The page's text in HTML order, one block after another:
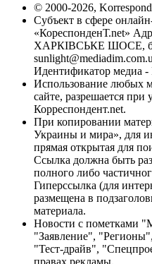
© 2000-2026,
Субъект в сфере
«КореспонденТ.net»
ХАРКІВСЬКЕ ШОСЕ,
Идентификатор медиа -
Использование любых
сайте, разрешается при
Корреспондент.net.
При копировании
Украины и мира», для
прямая открытая для
Ссылка должна быть
полного либо
Гиперссылка (для
размещена в
материала.
Новости с пометками
"Заявление",
"Тест-драйв",
правах рекламы.